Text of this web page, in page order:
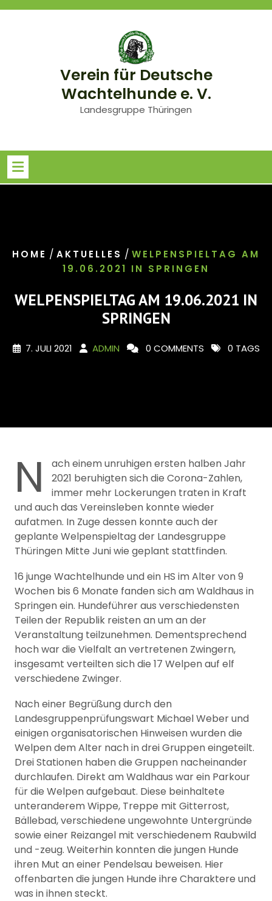
Skip
Verein für Deutsche
Wachtelhunde e. V.
Landesgruppe Thüringen
HOME / AKTUELLES / WELPENSPIELTAG AM
19.06.2021 IN SPRINGEN
WELPENSPIELTAG AM 19.06.2021 IN
SPRINGEN
7. JULI 2021 ADMIN 0 COMMENTS 0 TAGS
N
ach einem unruhigen ersten halben Jahr
2021 beruhigten sich die Corona-Zahlen,
immer mehr Lockerungen traten in Kraft
und auch das Vereinsleben konnte wieder
aufatmen. In Zuge dessen konnte auch der
geplante Welpenspieltag der Landesgruppe
Thüringen Mitte Juni wie geplant stattfinden.
16 junge Wachtelhunde und ein HS im Alter von 9
Wochen bis 6 Monate fanden sich am Waldhaus in
Springen ein. Hundeführer aus verschiedensten
Teilen der Republik reisten an um an der
Veranstaltung teilzunehmen. Dementsprechend
hoch war die Vielfalt an vertretenen Zwingern,
insgesamt verteilten sich die 17 Welpen auf elf
verschiedene Zwinger.
Nach einer Begrüßung durch den
Landesgruppenprüfungswart Michael Weber und
einigen organisatorischen Hinweisen wurden die
Welpen dem Alter nach in drei Gruppen eingeteilt.
Drei Stationen haben die Gruppen nacheinander
durchlaufen. Direkt am Waldhaus war ein Parkour
für die Welpen aufgebaut. Diese beinhaltete
unteranderem Wippe, Treppe mit Gitterrost,
Bällebad, verschiedene ungewohnte Untergründe
sowie einer Reizangel mit verschiedenem Raubwild
und -zeug. Weiterhin konnten die jungen Hunde
ihren Mut an einer Pendelsau beweisen. Hier
offenbarten die jungen Hunde ihre Charaktere und
was in ihnen steckt.